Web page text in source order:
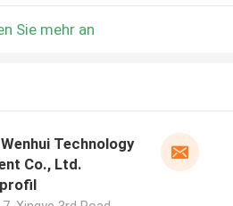
Sie mehr an
Technology
Co., Ltd.